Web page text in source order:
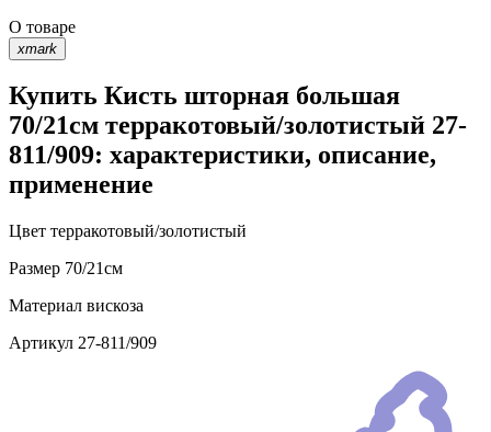
О товаре
xmark
Купить Кисть шторная большая
70/21см терракотовый/золотистый 27-
811/909: характеристики, описание,
применение
Цвет терракотовый/золотистый
Размер 70/21см
Материал вискоза
Артикул 27-811/909